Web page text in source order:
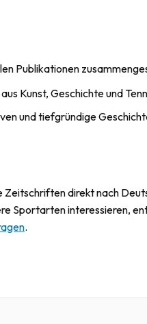
Publikationen
Kunst, Geschichte und
und tiefgründige
direkt nach
Sportarten interessieren,
.